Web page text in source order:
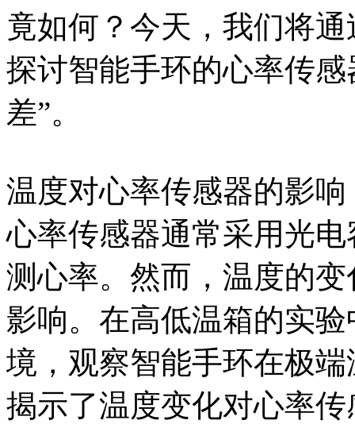
竟如何？今天，我们将通
探讨智能手环的心率传
差”。
温度对心率传感器的影响
心率传感器通常采用光
测心率。然而，温度的
影响。在高低温箱的实
境，观察智能手环在极
揭示了温度变化对心率